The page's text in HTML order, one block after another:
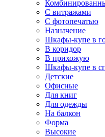
С витражами
С фотопечатью
Назначение
Шкафы-купе в
В коридор
В прихожую
Шкафы-купе в
Детские
Офисные
Для книг
Для одежды
На балкон
Форма
Высокие